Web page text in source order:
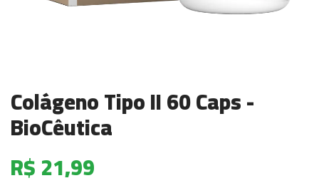
Colágeno Tipo II 60 Caps -
BioCêutica
R$ 21,99